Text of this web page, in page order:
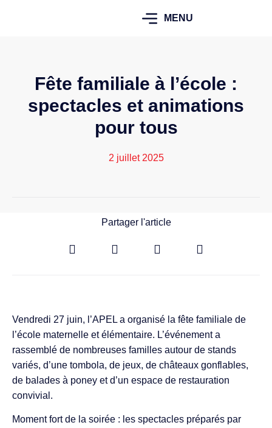
MENU
Fête familiale à l’école :
spectacles et animations
pour tous
2 juillet 2025
Partager l'article
Vendredi 27 juin, l’APEL a organisé la fête familiale de
l’école maternelle et élémentaire. L’événement a
rassemblé de nombreuses familles autour de stands
variés, d’une tombola, de jeux, de châteaux gonflables,
de balades à poney et d’un espace de restauration
convivial.
Moment fort de la soirée : les spectacles préparés par